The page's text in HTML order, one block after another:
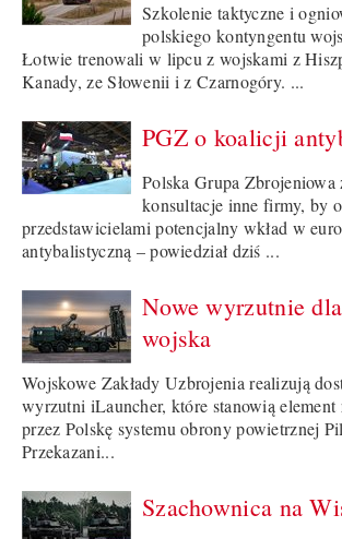
Szkolenie taktyczne i
polskiego kontyngentu
Łotwie trenowali w lipcu z wojskami z
Kanady, ze Słowenii i z Czarnogóry. ...
PGZ o koalicji
Polska Grupa Zbrojeniowa
konsultacje inne firmy, by
przedstawicielami potencjalny wkład w
antybalistyczną – powiedział dziś ...
Nowe wyrzutnie
wojska
Wojskowe Zakłady Uzbrojenia realizują
wyrzutni iLauncher, które stanowią element
przez Polskę systemu obrony powietrznej
Przekazani...
Szachownica na